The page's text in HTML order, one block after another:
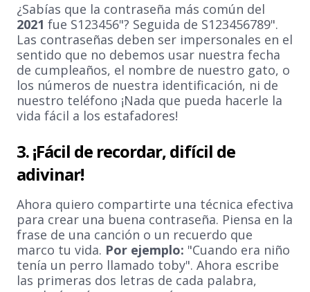
¿Sabías que la contraseña más común del
2021 fue S123456"? Seguida de S123456789".
Las contraseñas deben ser impersonales en el
sentido que no debemos usar nuestra fecha
de cumpleaños, el nombre de nuestro gato, o
los números de nuestra identificación, ni de
nuestro teléfono ¡Nada que pueda hacerle la
vida fácil a los estafadores!
3. ¡Fácil de recordar, difícil de
adivinar!
Ahora quiero compartirte una técnica efectiva
para crear una buena contraseña. Piensa en la
frase de una canción o un recuerdo que
marco tu vida. Por ejemplo: "Cuando era niño
tenía un perro llamado toby". Ahora escribe
las primeras dos letras de cada palabra,